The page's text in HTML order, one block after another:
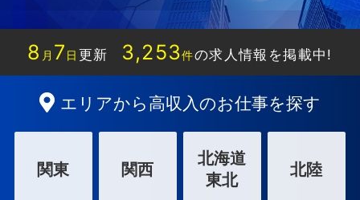
8 月 7 日 更新 3,253件の求人情報を掲載中!
エリアから高収入のお仕事を探す
関東 関西
北海道
東北
北陸